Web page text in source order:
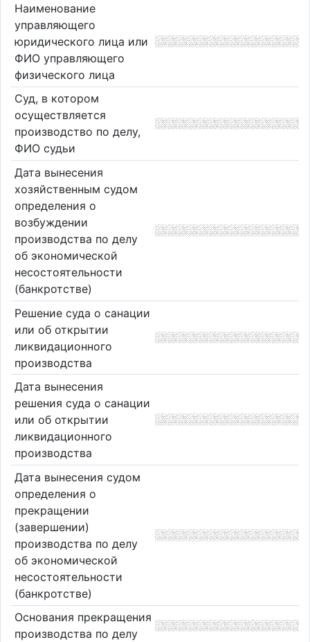
Наименование
управляющего
юридического лица или
ФИО управляющего
физического лица
Суд, в котором
осуществляется
производство по делу,
ФИО судьи
Дата вынесения
хозяйственным судом
определения о
возбуждении
производства по делу
об экономической
несостоятельности
(банкротстве)
Решение суда о санации
или об открытии
ликвидационного
производства
Дата вынесения
решения суда о санации
или об открытии
ликвидационного
производства
Дата вынесения судом
определения о
прекращении
(завершении)
производства по делу
об экономической
несостоятельности
(банкротстве)
Основания прекращения
производства по делу